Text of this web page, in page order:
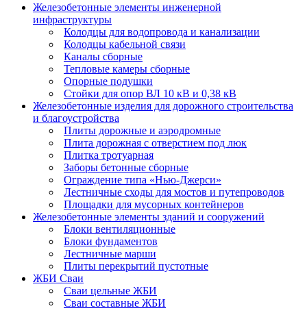
Железобетонные элементы инженерной
инфраструктуры
Колодцы для водопровода и канализации
Колодцы кабельной связи
Каналы сборные
Тепловые камеры сборные
Опорные подушки
Стойки для опор ВЛ 10 кВ и 0,38 кВ
Железобетонные изделия для дорожного строительства
и благоустройства
Плиты дорожные и аэродромные
Плита дорожная с отверстием под люк
Плитка тротуарная
Заборы бетонные сборные
Ограждение типа «Нью-Джерси»
Лестничные сходы для мостов и путепроводов
Площадки для мусорных контейнеров
Железобетонные элементы зданий и сооружений
Блоки вентиляционные
Блоки фундаментов
Лестничные марши
Плиты перекрытий пустотные
ЖБИ Сваи
Сваи цельные ЖБИ
Сваи составные ЖБИ